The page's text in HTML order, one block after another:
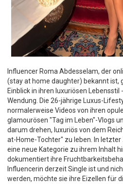
Influencer Roma Abdesselam, der
(stay at home daughter) bekannt ist,
Einblick in ihren luxuriösen
Wendung. Die 26-jährige Luxus-
normalerweise Videos von ihren
glamourösen "Tag im Leben"-Vlogs
darum drehen, luxuriös von dem
at-Home-Tochter" zu leben. In
eine neue Kategorie zu ihrem Inhalt
dokumentiert ihre
Influencerin derzeit Single ist und
werden, möchte sie ihre Eizellen für